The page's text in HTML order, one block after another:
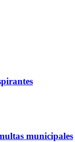
municipales